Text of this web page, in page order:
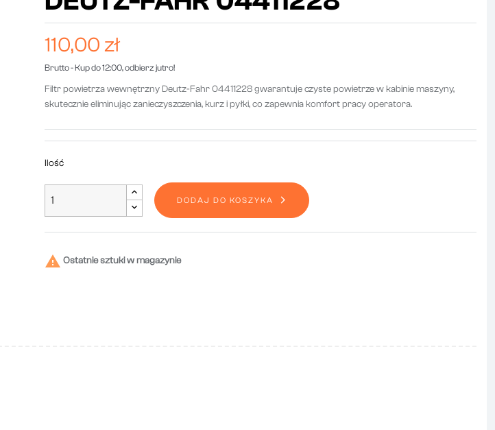
110,00 zł
Brutto- Kup do 12:00, odbierz jutro!
Filtr powietrza wewnętrzny Deutz-Fahr 04411228 gwarantuje czyste powietrze w kabinie maszyny,
skutecznie eliminując zanieczyszczenia, kurz i pyłki, co zapewnia komfort pracy operatora.
Ilość
DODAJ DO KOSZYKA
 Ostatnie sztuki w magazynie